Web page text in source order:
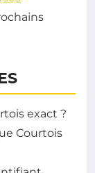
exact ?
Courtois